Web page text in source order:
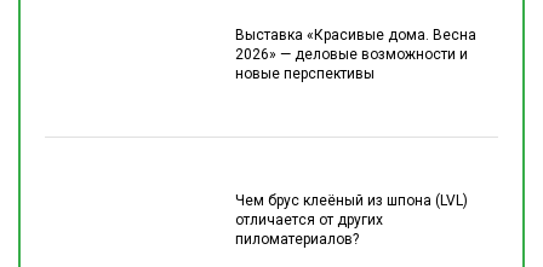
Выставка «Красивые дома. Весна
2026» — деловые возможности и
новые перспективы
Чем брус клеёный из шпона (LVL)
отличается от других
пиломатериалов?